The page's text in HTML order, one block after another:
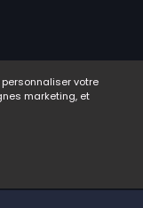
votre
marketing, et